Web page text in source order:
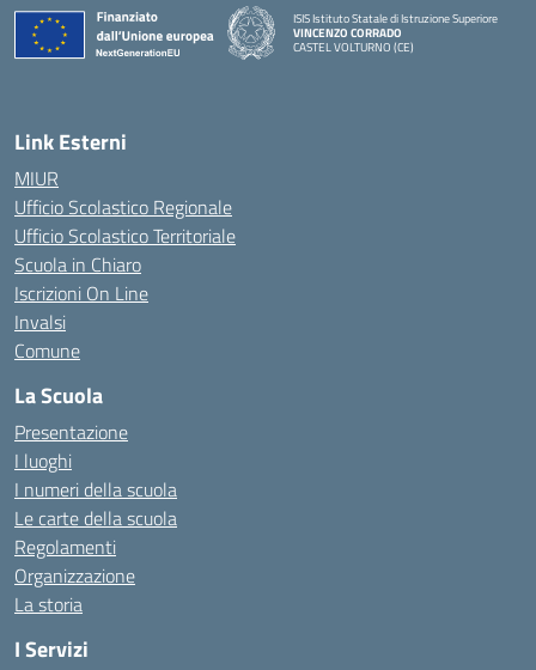
ISIS Istituto Statale di Istruzione Superiore
VINCENZO CORRADO
CASTEL VOLTURNO (CE)
Link Esterni
MIUR
Ufficio Scolastico Regionale
Ufficio Scolastico Territoriale
Scuola in Chiaro
Iscrizioni On Line
Invalsi
Comune
La Scuola
Presentazione
I luoghi
I numeri della scuola
Le carte della scuola
Regolamenti
Organizzazione
La storia
I Servizi